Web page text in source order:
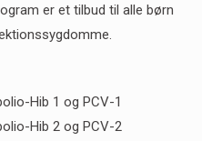
er et tilbud til alle børn
Hib 1 og PCV-1
Hib 2 og PCV-2